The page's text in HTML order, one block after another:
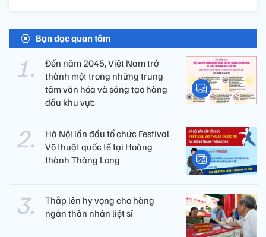
Bạn đọc quan tâm
Đến năm 2045, Việt Nam trở
thành một trong những trung
tâm văn hóa và sáng tạo hàng
đầu khu vực
Hà Nội lần đầu tổ chức Festival
Võ thuật quốc tế tại Hoàng
thành Thăng Long
Thắp lên hy vọng cho hàng
ngàn thân nhân liệt sĩ